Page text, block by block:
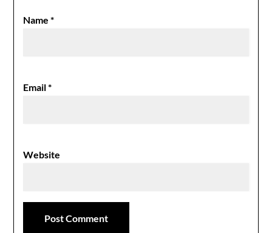
Name*
Email*
Website